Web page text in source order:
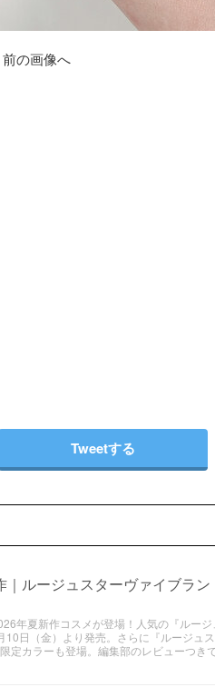
前の画像へ
Tweetする
｜ルージュスターヴァイブラ
年夏新作コスメが登場！人気の『ルー
10日（金）より発売。さらに『ルージュ
定カラーも登場。編集部のレビューつき